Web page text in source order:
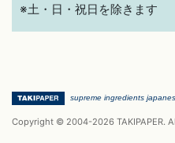
※土・日・祝日を除きます
Copyright © 2004-2026 TAKIPAPER.